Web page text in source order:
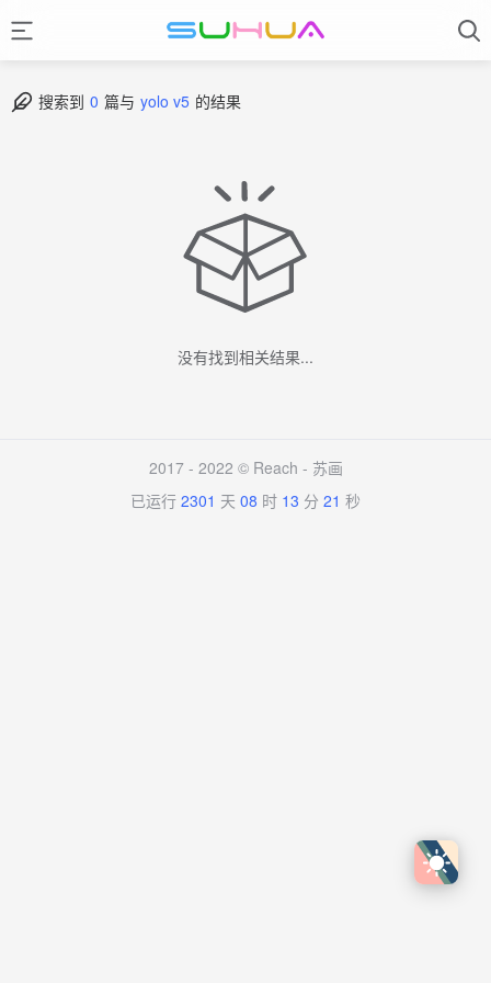
搜索到 0 篇与 yolo v5 的结果
没有找到相关结果...
2017 - 2022 © Reach - 苏画
已运行 2301 天 08 时 13 分 21 秒